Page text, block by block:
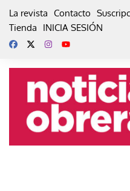
La revista Contacto
Tienda
INICIA SESIÓN